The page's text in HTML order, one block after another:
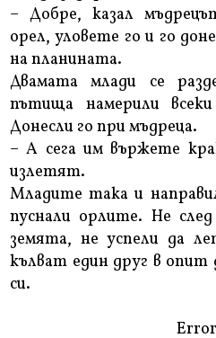
– Добре, казал
орел, уловете го и го
на планината.
Двамата млади се
пътища намерили
Донесли го при мъдреца.
– А сега им вържете
излетят.
Младите така и
пуснали орлите. Не
земята, не успели да
кълват един друг в
си.